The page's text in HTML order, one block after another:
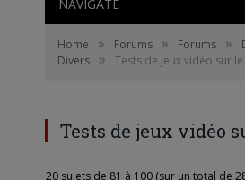
NAVIGATE
Home » Forums » Forums »
Divers
» Tests de jeux vidéo sur le
Tests de jeux vidéo
20 sujets de 81 à 100 (sur un total de